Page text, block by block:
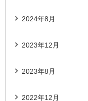
2024年8月
2023年12月
2023年8月
2022年12月